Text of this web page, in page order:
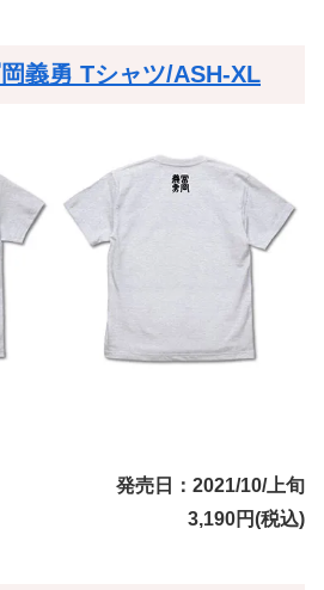
義勇 Tシャツ/ASH-XL
発売日：2021/10/上旬
3,190円(税込)